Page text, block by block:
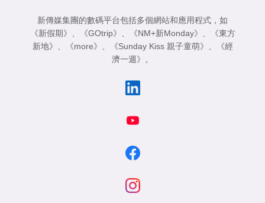
新傳媒集團的數碼平台包括多個網站和應用程式，如
《新假期》
《GOtrip》 《NM+新Monday》
《東方
新地》
《more》 《Sunday Kiss 親子童萌》
《經
濟一週》
。